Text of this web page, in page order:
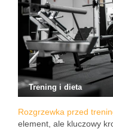
Trening i dieta
Rozgrzewka przed
element, ale kluczowy